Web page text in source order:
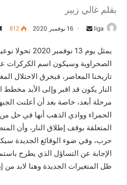
بقلم غالي زبير
liga
n
d
a
n
16 نوفمبر 2020 812
يمثل يوم 13
الصحراوية وسيكون اسم الكركرات
تاريخنا المعاصر، فبخرق الاحتلال
النار يكون قد اقبر وإلى الأبد
مرحلة أبعد، خاصة بعد أن أعلنت
الحمراء ووادي الذهب أنها في حل من
المتعلقة بوقف إطلاق النار، وأن
حرب، وفي ضوء الوقائع الجديدة
الإجابة عن التساؤل الذي يطرح
ظل المتغيرات الجديدة وهنا لابد من